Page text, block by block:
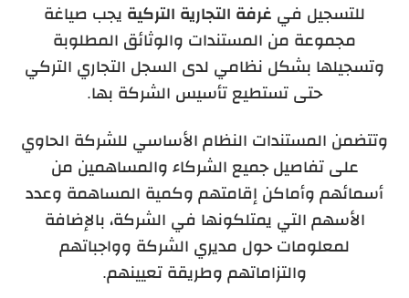
للتسجيل في غرفة التجارية التركية يجب صياغة
مجموعة من المستندات والوثائق المطلوبة
وتسجيلها بشكل نظامي لدى السجل التجاري التركي
حتى تستطيع تأسيس الشركة بها.
وتتضمن المستندات النظام الأساسي للشركة الحاوي
على تفاصيل جميع الشركاء والمساهمين من
أسمائهم وأماكن إقامتهم وكمية المساهمة وعدد
الأسهم التي يمتلكونها في الشركة، بالإضافة
لمعلومات حول مديري الشركة وواجباتهم
والتزاماتهم وطريقة تعيينهم.